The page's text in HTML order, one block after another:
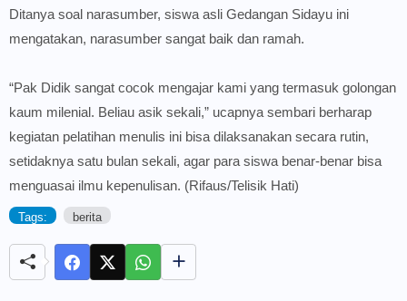
Ditanya soal narasumber, siswa asli Gedangan Sidayu ini
mengatakan, narasumber sangat baik dan ramah.
“Pak Didik sangat cocok mengajar kami yang termasuk golongan
kaum milenial. Beliau asik sekali,” ucapnya sembari berharap
kegiatan pelatihan menulis ini bisa dilaksanakan secara rutin,
setidaknya satu bulan sekali, agar para siswa benar-benar bisa
menguasai ilmu kepenulisan. (Rifaus/Telisik Hati)
Tags: berita